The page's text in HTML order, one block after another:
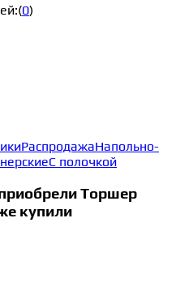
(0)
РаспродажаНапольно-
С полочкой
Торшер
купили